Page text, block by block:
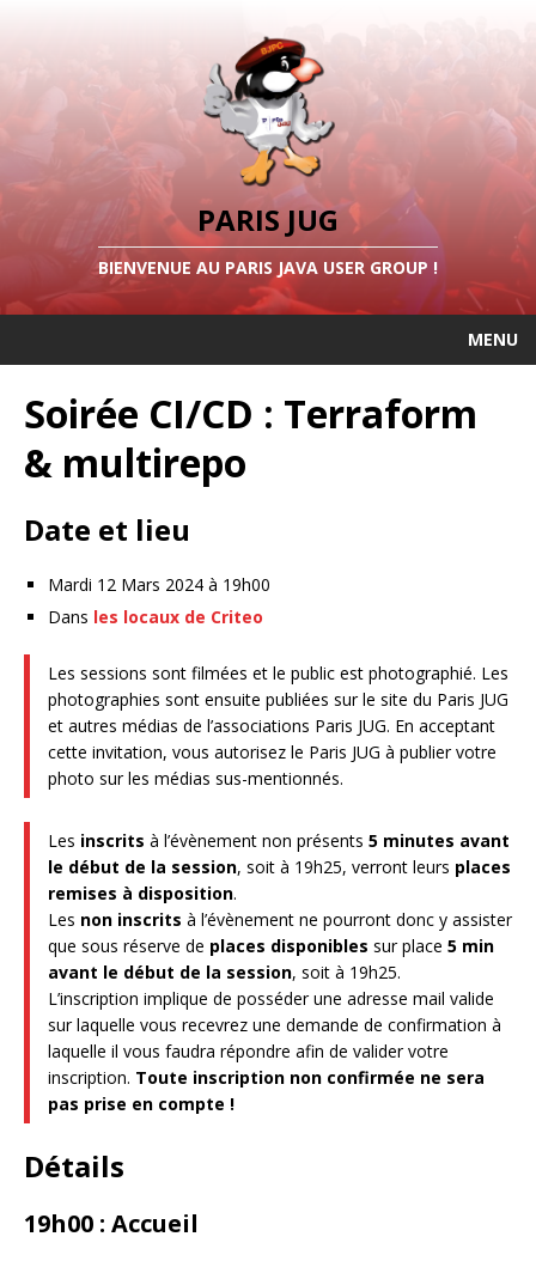
PARIS JUG
BIENVENUE AU PARIS JAVA USER GROUP !
MENU
Soirée CI/CD : Terraform
& multirepo
Date et lieu
Mardi 12 Mars 2024 à 19h00
Dans les locaux de Criteo
Les sessions sont filmées et le public est photographié. Les
photographies sont ensuite publiées sur le site du Paris JUG
et autres médias de l’associations Paris JUG. En acceptant
cette invitation, vous autorisez le Paris JUG à publier votre
photo sur les médias sus-mentionnés.
Les inscrits à l’évènement non présents 5 minutes avant
le début de la session, soit à 19h25, verront leurs places
remises à disposition.
Les non inscrits à l’évènement ne pourront donc y assister
que sous réserve de places disponibles sur place 5 min
avant le début de la session, soit à 19h25.
L’inscription implique de posséder une adresse mail valide
sur laquelle vous recevrez une demande de confirmation à
laquelle il vous faudra répondre afin de valider votre
inscription. Toute inscription non confirmée ne sera
pas prise en compte !
Détails
19h00 : Accueil